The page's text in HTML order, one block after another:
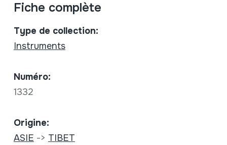
Fiche complète
Type de collection:
Instruments
Numéro:
1332
Origine:
ASIE -> TIBET